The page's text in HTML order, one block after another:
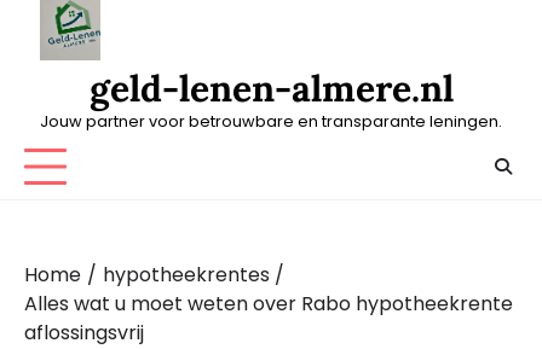
geld-lenen-almere.nl
Jouw partner voor betrouwbare en transparante leningen.
Home
hypotheekrentes
Alles wat u moet weten over Rabo hypotheekrente
aflossingsvrij